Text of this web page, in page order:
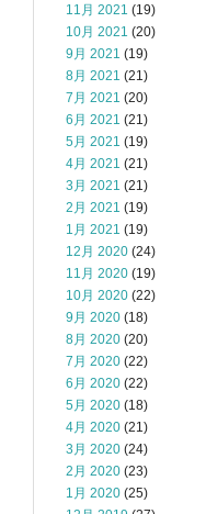
11月 2021 (19)
10月 2021 (20)
9月 2021 (19)
8月 2021 (21)
7月 2021 (20)
6月 2021 (21)
5月 2021 (19)
4月 2021 (21)
3月 2021 (21)
2月 2021 (19)
1月 2021 (19)
12月 2020 (24)
11月 2020 (19)
10月 2020 (22)
9月 2020 (18)
8月 2020 (20)
7月 2020 (22)
6月 2020 (22)
5月 2020 (18)
4月 2020 (21)
3月 2020 (24)
2月 2020 (23)
1月 2020 (25)